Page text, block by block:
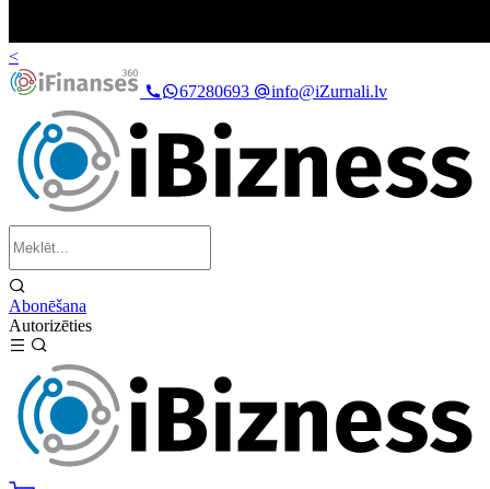
<
67280693
info@iZurnali.lv
Abonēšana
Autorizēties